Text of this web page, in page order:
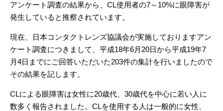
アンケート調査の結果から、CL使用者の7～10%に眼障害が
発生していると推察されています。
現在、日本コンタクトレンズ協議会が実施しておりますアン
ケート調査につきまして、平成18年6月20日から平成19年7
月4日までにご回答いただいた203件の集計を行いましたので
その結果を記します。
CLによる眼障害は女性に20歳代、30歳代を中心に若い人に
数多く報告されました。CLを使用する人は一般的に女性、